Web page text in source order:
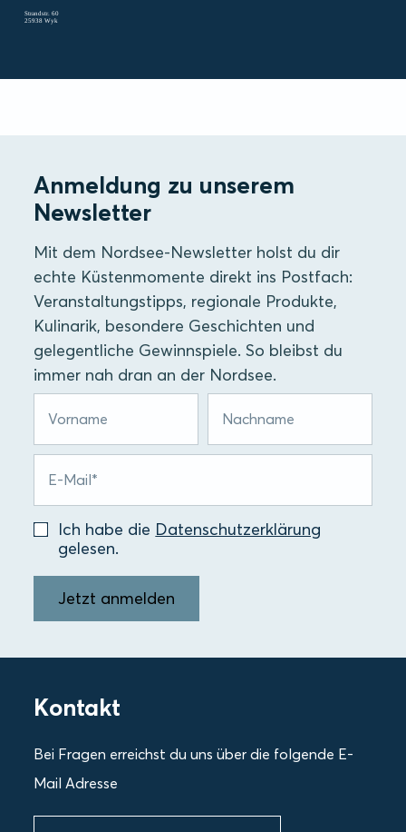
Strandstr. 60
25938 Wyk
Anmeldung zu unserem
Newsletter
Mit dem Nordsee-Newsletter holst du dir
echte Küstenmomente direkt ins Postfach:
Veranstaltungstipps, regionale Produkte,
Kulinarik, besondere Geschichten und
gelegentliche Gewinnspiele. So bleibst du
immer nah dran an der Nordsee.
Ich habe die Datenschutzerklärung
gelesen.
Jetzt anmelden
Kontakt
Bei Fragen erreichst du uns über die folgende E-
Mail Adresse